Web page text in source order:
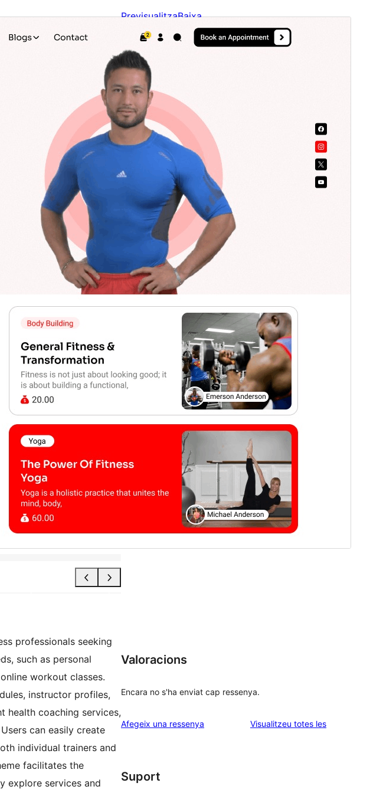
PrevisualitzaBaixa
Versió
Darrera actualització
Instal·lacions actives
Versió del WordPress
Versió del PHP
Pàgina d’inici del tema
professionals seeking
such as personal
workout classes.
instructor profiles,
health coaching services,
can easily create
individual trainers and
facilitates the
explore services and
Valoracions
Encara no s'ha enviat cap ressenya.
Afegeix una ressenya Visualitzeu totes lesressenyes
Suport